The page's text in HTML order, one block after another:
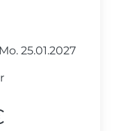
Mo. 25.01.2027